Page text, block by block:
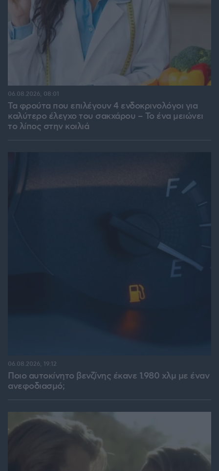
Τα φρούτα που επιλέγουν 4 ενδοκρινολόγοι για
καλύτερο έλεγχο του σακχάρου – Το ένα μειώνει
το λίπος στην κοιλιά
06.08.2026, 08:01
Ποιο αυτοκίνητο βενζίνης έκανε 1.980 χλμ με έναν
ανεφοδιασμό;
06.08.2026, 19:12